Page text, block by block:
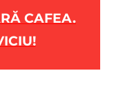
CAFEA.